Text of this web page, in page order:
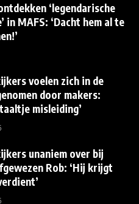
‘legendarische
in MAFS: ‘Dacht hem al te
voelen zich in de
door makers:
misleiding’
unaniem over bij
Rob: ‘Hij krijgt